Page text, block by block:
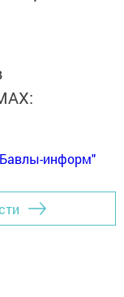
информ"